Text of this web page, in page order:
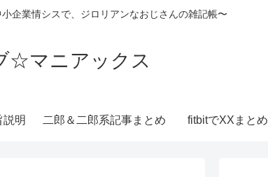
企業情シスで、ジロリアンなおじさんの雑記帳〜
☆マニアックス
説明 二郎＆二郎系記事まとめ fitbitでXXまとめ